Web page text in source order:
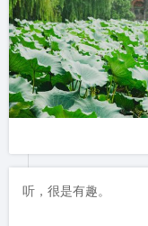
听，很是有趣。